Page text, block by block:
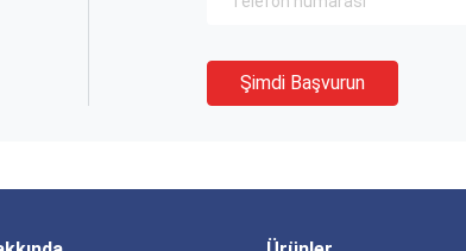
Şimdi Başvurun